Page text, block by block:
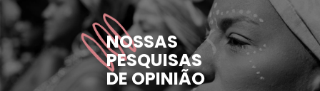
NOSSAS
PESQUISAS
DE OPINIÃO